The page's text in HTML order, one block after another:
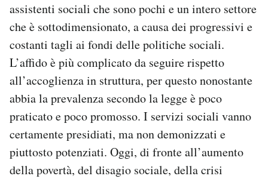
assistenti sociali che sono pochi e un intero settore
che è sottodimensionato, a causa dei progressivi e
costanti tagli ai fondi delle politiche sociali.
L’affido è più complicato da seguire rispetto
all’accoglienza in struttura, per questo nonostante
abbia la prevalenza secondo la legge è poco
praticato e poco promosso. I servizi sociali vanno
certamente presidiati, ma non demonizzati e
piuttosto potenziati. Oggi, di fronte all’aumento
della povertà, del disagio sociale, della crisi